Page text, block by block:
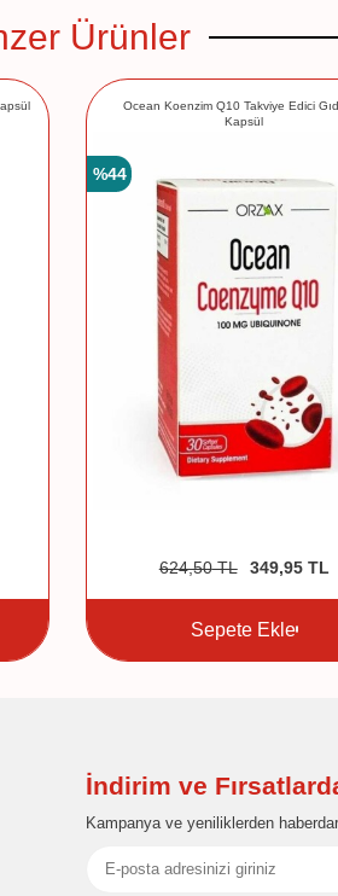
Ürünler
Ocean Koenzim Q10 Takviye Edici
Kapsül
%44
624,50TL 349,95TL
Sepete Ekle
İndirim ve
Kampanya ve yeniliklerden